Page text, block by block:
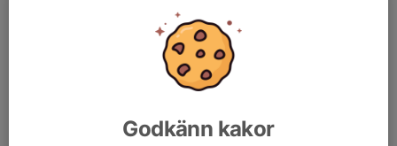
docs.google.com/spreadsheets/d/1vlkThJSi_v5v_h3Se
bKx5olgJynNFVRg/edit?
usp=sharing&ouid=102860739330818442577&rtpof=t
Godkänn kakor